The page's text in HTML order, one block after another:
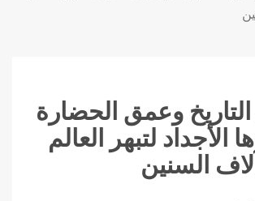
وعمق الحضارة
الأجداد لتبهر العالم
السنين